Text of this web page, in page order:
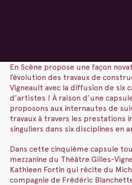
En Scène propose une façon
l’évolution des travaux de
Vigneault avec la diffusion de six
d’artistes ! À raison d’une
proposons aux internautes de
travaux à travers les prestations
singuliers dans six disciplines en
Dans cette cinquième capsule
mezzanine du Théâtre Gilles-
Kathleen Fortin qui récite du
compagnie de Frédéric